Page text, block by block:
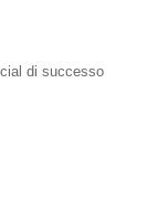
di successo